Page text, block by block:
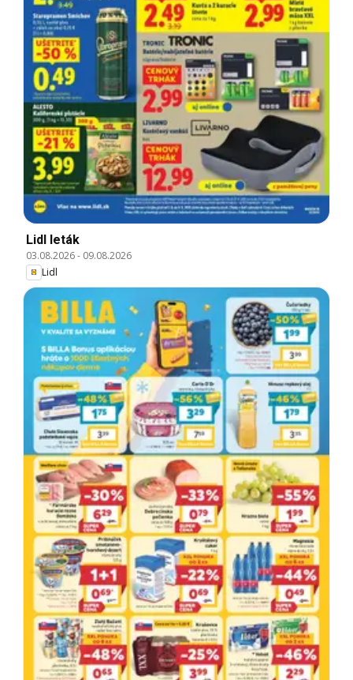
Lidl leták
03.08.2026- 09.08.2026
Lidl